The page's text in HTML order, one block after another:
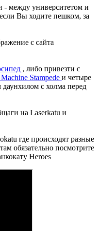
- между университетом и
Вы ходите пешком, за
, либо привезти с
Stampede и четыре
даунхилом с холма перед
на Laserkatu и
где происходят разные
обязательно посмотрите
Heroes